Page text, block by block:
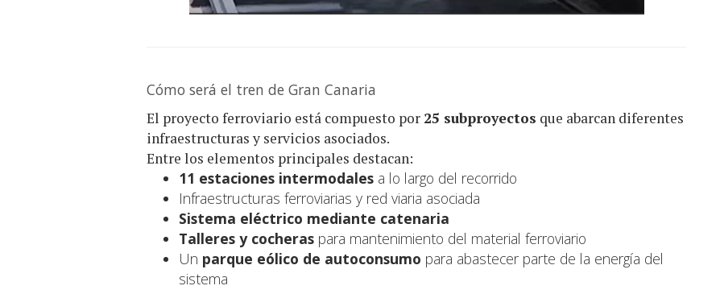
Cómo será el tren de Gran Canaria
El proyecto ferroviario está compuesto por 25 subproyectos que abarcan diferentes
infraestructuras y servicios asociados.
Entre los elementos principales destacan:
11 estaciones intermodales a lo largo del recorrido
Infraestructuras ferroviarias y red viaria asociada
Sistema eléctrico mediante catenaria
Talleres y cocheras para mantenimiento del material ferroviario
Un parque eólico de autoconsumo para abastecer parte de la energía del
sistema